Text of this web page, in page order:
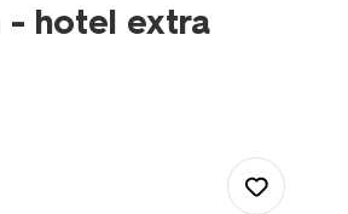
- hotel extra
handdoeken-